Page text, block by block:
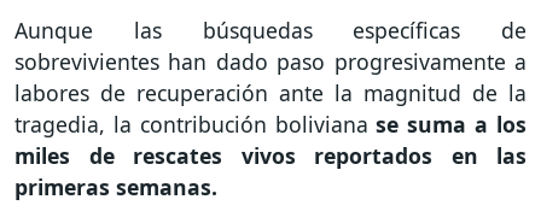
Aunque las búsquedas específicas de
sobrevivientes han dado paso progresivamente a
labores de recuperación ante la magnitud de la
tragedia, la contribución boliviana se suma a los
miles de rescates vivos reportados en las
primeras semanas.